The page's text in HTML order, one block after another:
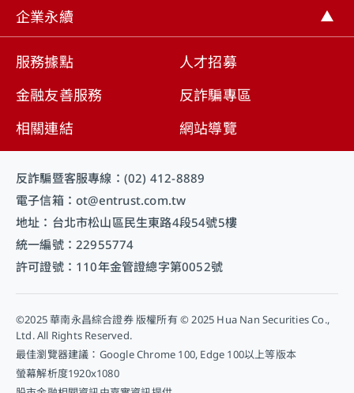
企業永續
服務據點
人才招募
金融友善服務
反詐騙專區
相關連結
網站導覽
反詐騙暨客服專線：(02) 412-8889
電子信箱：ot@entrust.com.tw
地址：台北市松山區民生東路4段54號5樓
統一編號：22955774
許可證號：110年金管證總字第0052號
©2025 華南永昌綜合證券 版權所有 © 2025 Hua Nan Securities Co.,
Ltd. All Rights Reserved.
最佳瀏覽器建議：Google Chrome 100, Edge 100以上等版本
螢幕解析度1920x1080